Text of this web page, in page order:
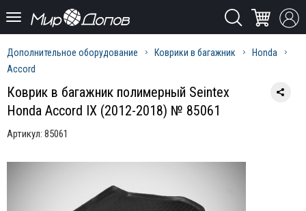
Дополнительное оборудование Коврики в багажник
Honda
Accord
Коврик в багажник полимерный Seintex
Honda Accord IX (2012-2018) № 85061
Артикул: 85061